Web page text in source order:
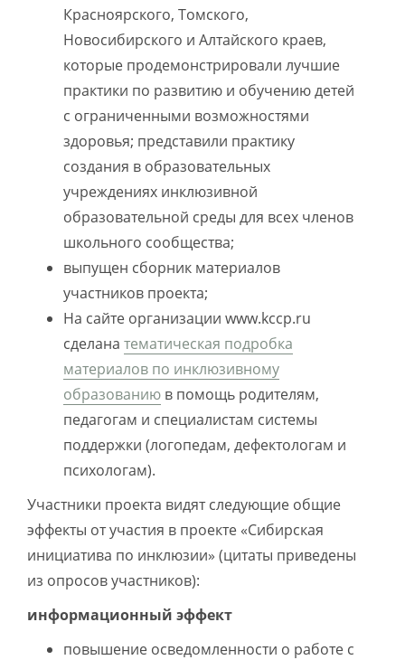
Красноярского, Томского,
Новосибирского и Алтайского краев,
которые продемонстрировали лучшие
практики по развитию и обучению детей
с ограниченными возможностями
здоровья; представили практику
создания в образовательных
учреждениях инклюзивной
образовательной среды для всех членов
школьного сообщества;
выпущен сборник материалов
участников проекта;
На сайте организации www.kccp.ru
сделана тематическая подробка
материалов по инклюзивному
образованию в помощь родителям,
педагогам и специалистам системы
поддержки (логопедам, дефектологам и
психологам).
Участники проекта видят следующие общие
эффекты от участия в проекте «Сибирская
инициатива по инклюзии» (цитаты приведены
из опросов участников):
информационный эффект
повышение осведомленности о работе с